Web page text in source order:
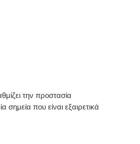
την προστασία
που είναι εξαιρετικά